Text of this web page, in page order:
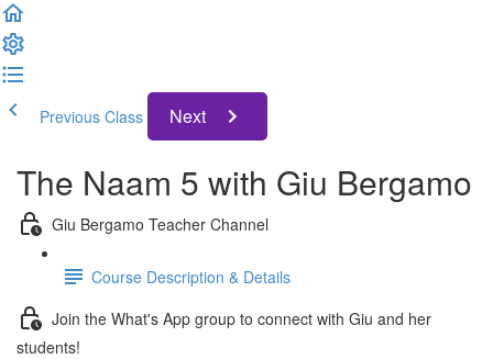
Previous Class Next
The Naam 5 with Giu Bergamo
Giu Bergamo Teacher Channel
Course Description & Details
Join the What's App group to connect with Giu and her
students!